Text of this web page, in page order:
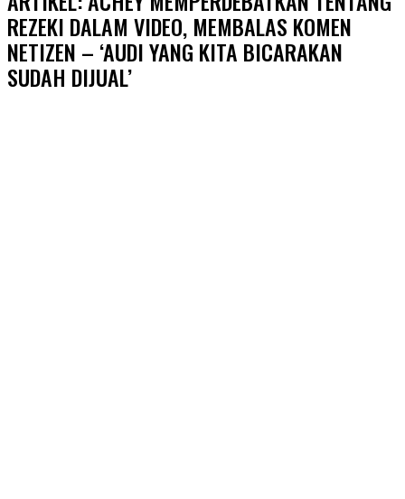
REZEKI DALAM VIDEO, MEMBALAS KOMEN
NETIZEN – ‘AUDI YANG KITA BICARAKAN
SUDAH DIJUAL’